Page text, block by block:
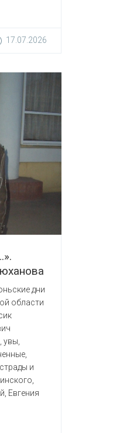
17.07.2026
дни
области
и
Евгения